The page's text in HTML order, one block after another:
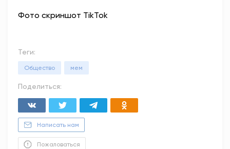
Фото скриншот TikTok
Теги:
Общество мем
Поделиться:
Написать нам
Пожаловаться